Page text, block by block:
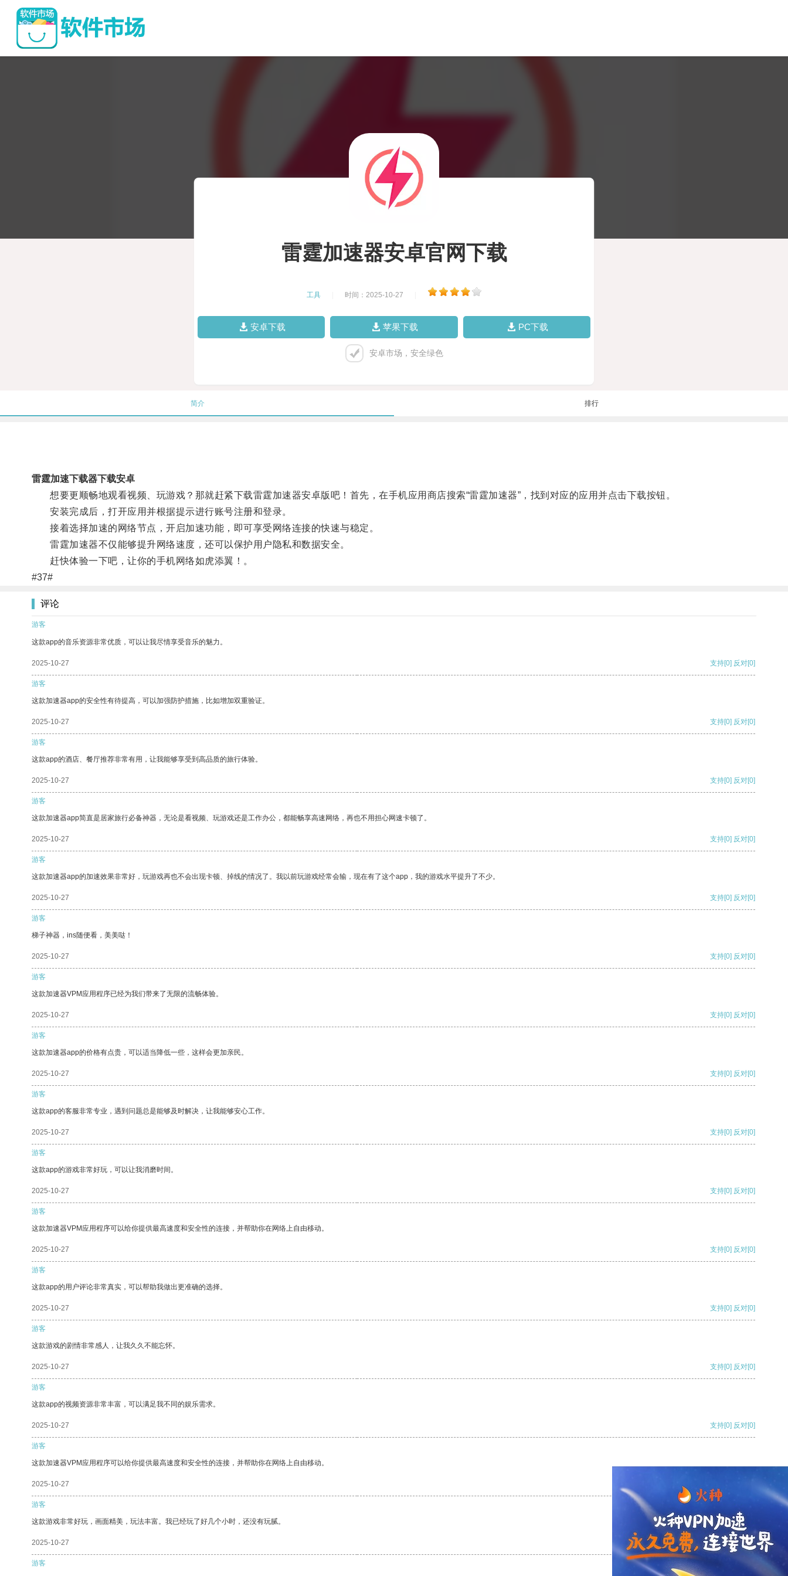
雷霆加速器安卓官网下载
工具 时间：2025-10-27
安卓下载 苹果下载 PC下载
安卓市场，安全绿色
简介 排行
雷霆加速下载器下载安卓
想要更顺畅地观看视频、玩游戏？那就赶紧下载雷霆加速器安卓版吧！首先，在手机应用商店搜索“雷霆加速器”，找到对应的应用并点击下载按钮。
安装完成后，打开应用并根据提示进行账号注册和登录。
接着选择加速的网络节点，开启加速功能，即可享受网络连接的快速与稳定。
雷霆加速器不仅能够提升网络速度，还可以保护用户隐私和数据安全。
赶快体验一下吧，让你的手机网络如虎添翼！。
#37#
评论
游客
这款app的音乐资源非常优质，可以让我尽情享受音乐的魅力。
2025-10-27 支持[0] 反对[0]
游客
这款加速器app的安全性有待提高，可以加强防护措施，比如增加双重验证。
2025-10-27 支持[0] 反对[0]
游客
这款app的酒店、餐厅推荐非常有用，让我能够享受到高品质的旅行体验。
2025-10-27 支持[0] 反对[0]
游客
这款加速器app简直是居家旅行必备神器，无论是看视频、玩游戏还是工作办公，都能畅享高速网络，再也不用担心网速卡顿了。
2025-10-27 支持[0] 反对[0]
游客
这款加速器app的加速效果非常好，玩游戏再也不会出现卡顿、掉线的情况了。我以前玩游戏经常会输，现在有了这个app，我的游戏水平提升了不少。
2025-10-27 支持[0] 反对[0]
游客
梯子神器，ins随便看，美美哒！
2025-10-27 支持[0] 反对[0]
游客
这款加速器VPM应用程序已经为我们带来了无限的流畅体验。
2025-10-27 支持[0] 反对[0]
游客
这款加速器app的价格有点贵，可以适当降低一些，这样会更加亲民。
2025-10-27 支持[0] 反对[0]
游客
这款app的客服非常专业，遇到问题总是能够及时解决，让我能够安心工作。
2025-10-27 支持[0] 反对[0]
游客
这款app的游戏非常好玩，可以让我消磨时间。
2025-10-27 支持[0] 反对[0]
游客
这款加速器VPM应用程序可以给你提供最高速度和安全性的连接，并帮助你在网络上自由移动。
2025-10-27 支持[0] 反对[0]
游客
这款app的用户评论非常真实，可以帮助我做出更准确的选择。
2025-10-27 支持[0] 反对[0]
游客
这款游戏的剧情非常感人，让我久久不能忘怀。
2025-10-27 支持[0] 反对[0]
游客
这款app的视频资源非常丰富，可以满足我不同的娱乐需求。
2025-10-27 支持[0] 反对[0]
游客
这款加速器VPM应用程序可以给你提供最高速度和安全性的连接，并帮助你在网络上自由移动。
2025-10-27
游客
这款游戏非常好玩，画面精美，玩法丰富。我已经玩了好几个小时，还没有玩腻。
2025-10-27 支持 [0] 反对[0]
游客